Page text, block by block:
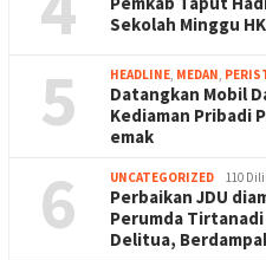
Sekolah Minggu
5 HEADLINE, MEDAN,
Datangkan Mobil
Kediaman Pribadi
emak
6 UNCATEGORIZED 110
Perbaikan JDU
Perumda Tirtanadi
Delitua,